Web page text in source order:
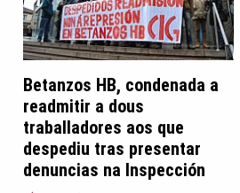
Betanzos HB, condenada a
readmitir a dous
traballadores aos que
despediu tras presentar
denuncias na Inspección